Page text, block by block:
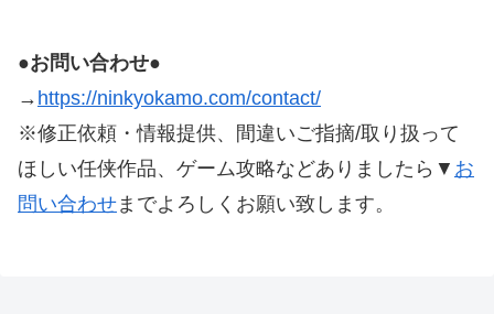
●お問い合わせ●
→ https://ninkyokamo.com/contact/
※修正依頼・情報提供、間違いご指摘/取り扱って
ほしい任侠作品、ゲーム攻略などありましたら▼ お
問い合わせ までよろしくお願い致します。